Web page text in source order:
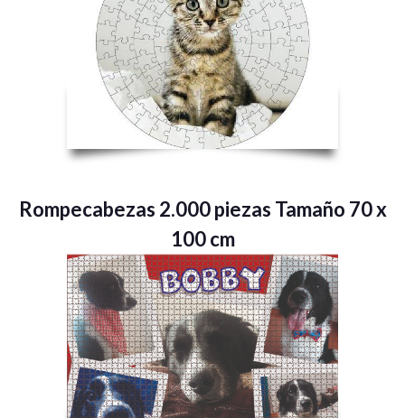
Rompecabezas 2.000 piezas Tamaño 70 x
100 cm